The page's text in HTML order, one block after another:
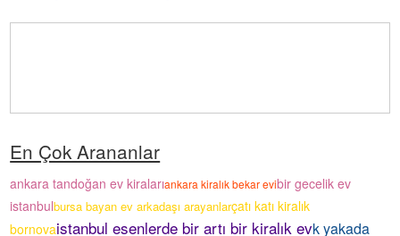
En Çok Arananlar
ankara tandoğan ev kiralarıankara kiralık bekar evibir gecelik ev
istanbulbursa bayan ev arkadaşı arayanlarçatı katı kiralık
bornovaistanbul esenlerde bir artı bir kiralık evk yakada